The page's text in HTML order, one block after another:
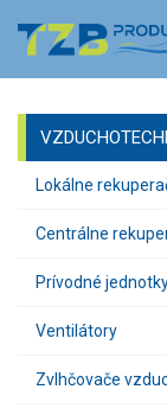
Lokálne
Centrálne
Prívodné
Ventilátory
Zvlhčovače